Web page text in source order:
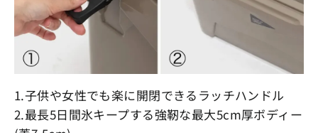
1.子供や女性でも楽に開閉できるラッチハンドル
2.最長5日間氷キープする強靭な最大5cm厚ボディー